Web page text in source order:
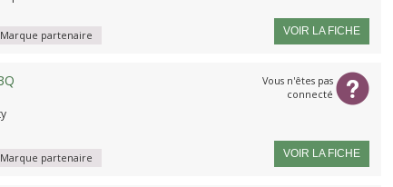
Marque partenaire VOIR LA FICHE
Marque partenaire
Vous n'êtes pas
connecté
VOIR LA FICHE